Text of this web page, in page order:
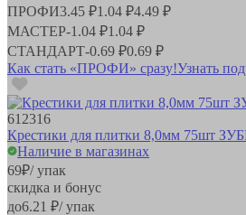
ПРОФИ3.45 ₽1.04 ₽4.49 ₽
МАСТЕР-1.04 ₽1.04 ₽
СТАНДАРТ-0.69 ₽0.69 ₽
Как стать «ПРОФИ» сразу!Узнать
612316
Крестики для плитки 8,0мм 75шт
Наличие в магазинах
69₽/ упак
скидка и бонус
до6.21 ₽/ упак